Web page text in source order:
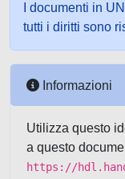
I documenti in
tutti i diritti sono
Informazioni
Utilizza questo
a questo
https://